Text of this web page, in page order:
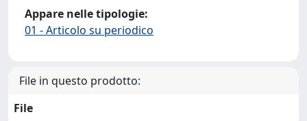
Appare nelle tipologie:
01 - Articolo su periodico
File in questo prodotto:
File